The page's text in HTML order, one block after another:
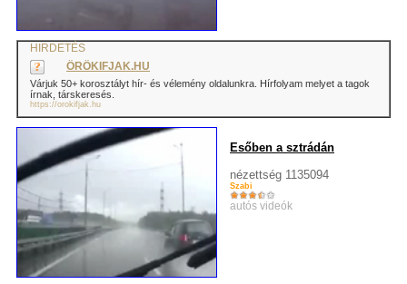
HIRDETÉS
ÖRÖKIFJAK.HU
Várjuk 50+ korosztályt hír- és vélemény oldalunkra. Hírfolyam melyet a tagok
írnak, társkeresés.
https://orokifjak.hu
Esőben a sztrádán
nézettség 1135094
Szabi
autós videók